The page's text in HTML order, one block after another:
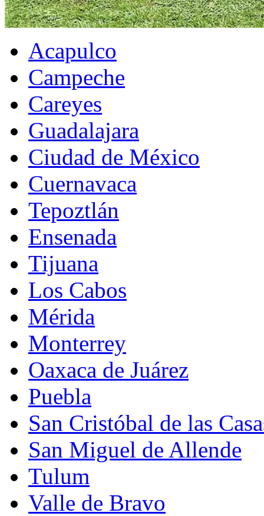
Acapulco
Campeche
Careyes
Guadalajara
Ciudad de México
Cuernavaca
Tepoztlán
Ensenada
Tijuana
Los Cabos
Mérida
Monterrey
Oaxaca de Juárez
Puebla
San Cristóbal de las
San Miguel de Allende
Tulum
Valle de Bravo